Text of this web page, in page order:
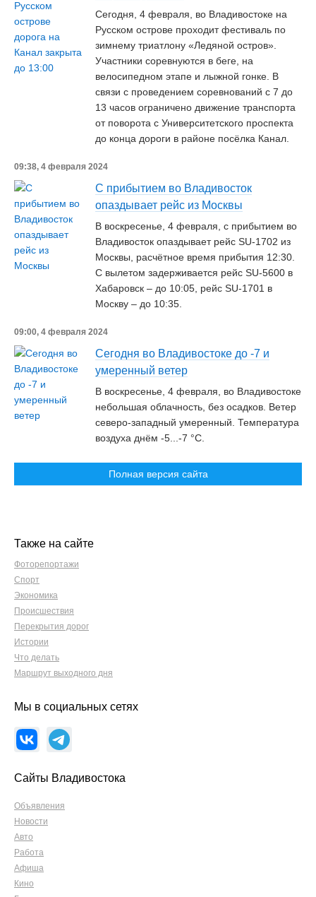
Сегодня, 4 февраля, во Владивостоке на
Русском острове проходит фестиваль по
зимнему триатлону «Ледяной остров».
Участники соревнуются в беге, на
велосипедном этапе и лыжной гонке. В
связи с проведением соревнований с 7 до
13 часов ограничено движение транспорта
от поворота с Университетского проспекта
до конца дороги в районе посёлка Канал.
09:38, 4 февраля 2024
С прибытием во Владивосток
опаздывает рейс из Москвы
В воскресенье, 4 февраля, с прибытием во
Владивосток опаздывает рейс SU-1702 из
Москвы, расчётное время прибытия 12:30.
С вылетом задерживается рейс SU-5600 в
Хабаровск – до 10:05, рейс SU-1701 в
Москву – до 10:35.
09:00, 4 февраля 2024
Сегодня во Владивостоке до -7 и
умеренный ветер
В воскресенье, 4 февраля, во Владивостоке
небольшая облачность, без осадков. Ветер
северо-западный умеренный. Температура
воздуха днём -5...-7 °C.
Полная версия сайта
Также на сайте
Фоторепортажи
Спорт
Экономика
Происшествия
Перекрытия дорог
Истории
Что делать
Маршрут выходного дня
Мы в социальных сетях
Сайты Владивостока
Объявления
Новости
Авто
Работа
Афиша
Кино